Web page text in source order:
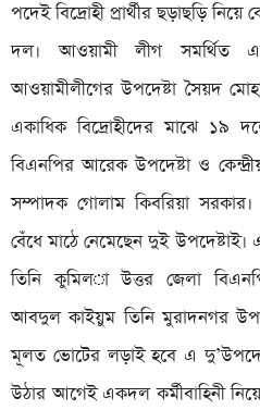
পদেই বিদ্রোহী প্রার্থীর ছড়াছড়ি
দল। আওয়ামী লীগ সমর্থিত
আওয়ামীলীগের উপদেষ্টা সৈয়দ
একাধিক বিদ্রোহীদের মাঝে ১৯
বিএনপির আরেক উপদেষ্টা ও
সম্পাদক গোলাম কিবরিয়া
বেঁধে মাঠে নেমেছেন দুই
তিনি কুমিল­া উত্তর জেলা
আবদুল কাইয়ুম তিনি মুরাদনগর
মূলত ভোটের লড়াই হবে এ
উঠার আগেই একদল কর্মীবাহিনী